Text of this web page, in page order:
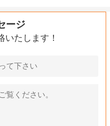
ージ
いたします！